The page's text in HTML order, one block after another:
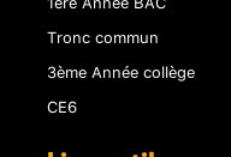
Tronc commun
3ème Année collège
CE6